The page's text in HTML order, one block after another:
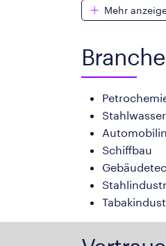
Mehr
Schiffbau